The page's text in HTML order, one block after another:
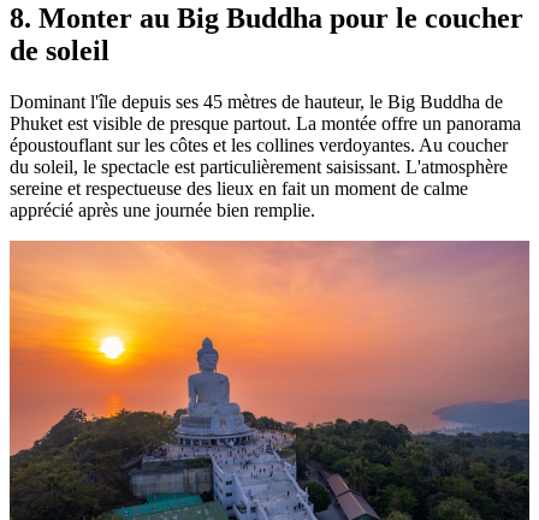
8. Monter au Big Buddha pour le coucher
de soleil
Dominant l'île depuis ses 45 mètres de hauteur, le Big Buddha de
Phuket est visible de presque partout. La montée offre un panorama
époustouflant sur les côtes et les collines verdoyantes. Au coucher
du soleil, le spectacle est particulièrement saisissant. L'atmosphère
sereine et respectueuse des lieux en fait un moment de calme
apprécié après une journée bien remplie.